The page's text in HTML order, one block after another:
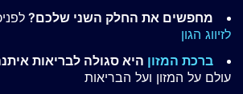
מחפשים את החלק השני שלכם?
לזיווג הגון
ברכת המזון היא סגולה לבריאות
עולם על המזון ועל הבריאות